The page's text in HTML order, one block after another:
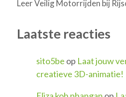
Leer Veilig Motorrijden bij
Laatste reacties
sito5be op Laat jouw
creatieve 3D-animatie!